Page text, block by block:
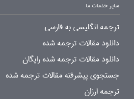
سایر خدمات ما
ترجمه انگلیسی به فارسی
دانلود مقالات ترجمه شده
دانلود مقالات ترجمه شده رایگان
جستجوی پیشرفته مقالات ترجمه شده
ترجمه ارزان